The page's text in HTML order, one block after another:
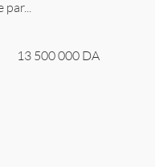
par...
13 500 000 DA